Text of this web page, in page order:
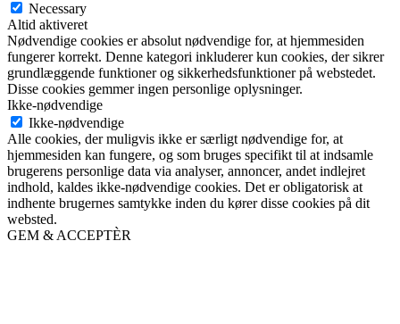
Necessary
Altid aktiveret
Nødvendige cookies er absolut nødvendige for, at hjemmesiden
fungerer korrekt. Denne kategori inkluderer kun cookies, der sikrer
grundlæggende funktioner og sikkerhedsfunktioner på webstedet.
Disse cookies gemmer ingen personlige oplysninger.
Ikke-nødvendige
Ikke-nødvendige
Alle cookies, der muligvis ikke er særligt nødvendige for, at
hjemmesiden kan fungere, og som bruges specifikt til at indsamle
brugerens personlige data via analyser, annoncer, andet indlejret
indhold, kaldes ikke-nødvendige cookies. Det er obligatorisk at
indhente brugernes samtykke inden du kører disse cookies på dit
websted.
GEM & ACCEPTÈR